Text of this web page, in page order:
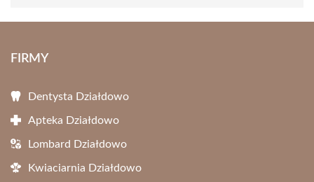
FIRMY
Dentysta Działdowo
Apteka Działdowo
Lombard Działdowo
Kwiaciarnia Działdowo